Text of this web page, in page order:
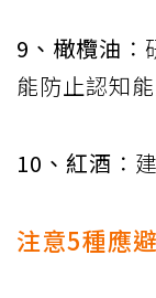
9、橄欖油
能防止認知
10、紅酒 ：
注意5種應